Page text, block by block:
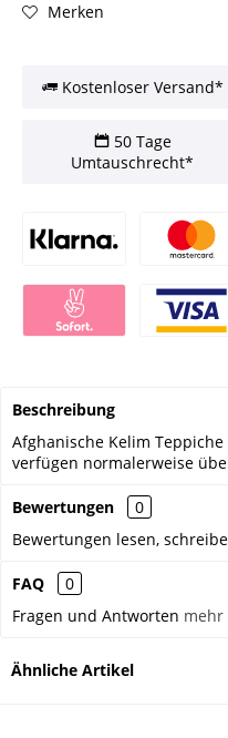
Merken
Kostenloser Versand*
50 Tage
Umtauschrecht*
Beschreibung
Afghanische Kelim
verfügen normalerweise
Bewertungen
0
Bewertungen lesen,
FAQ
0
Fragen und Antworten mehr
Ähnliche Artikel